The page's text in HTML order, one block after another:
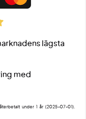
lägsta
med
under 1 år (2025-07-01).